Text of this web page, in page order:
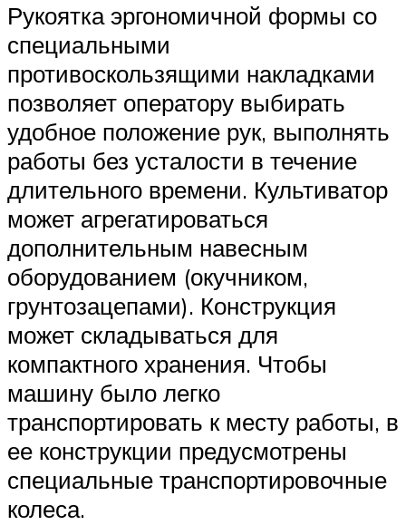
Рукоятка эргономичной формы со
специальными
противоскользящими накладками
позволяет оператору выбирать
удобное положение рук, выполнять
работы без усталости в течение
длительного времени. Культиватор
может агрегатироваться
дополнительным навесным
оборудованием (окучником,
грунтозацепами). Конструкция
может складываться для
компактного хранения. Чтобы
машину было легко
транспортировать к месту работы, в
ее конструкции предусмотрены
специальные транспортировочные
колеса.